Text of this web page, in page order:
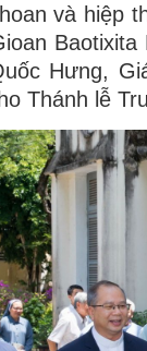
và hiệp
Hưng,
Thánh lễ